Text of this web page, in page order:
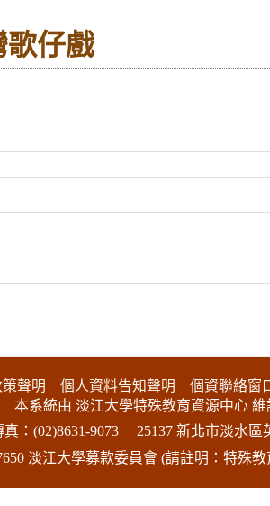
歌仔戲
聲明 個人資料告知聲明 個資聯絡窗
本系統由 淡江大學特殊教育資源中心 維
真：(02)8631-9073
25137 新北市淡水區
淡江大學募款委員會 (請註明：特殊